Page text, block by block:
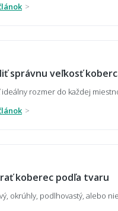
ladiť alebo
správnu veľkosť
správnu veľkosť
ideálny rozmer do každej
koberec podľa tvaru
okrúhly, podlhovastý, alebo